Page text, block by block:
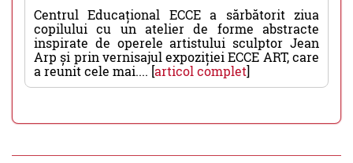
Centrul Educațional ECCE a sărbătorit ziua
copilului cu un atelier de forme abstracte
inspirate de operele artistului sculptor Jean
Arp și prin vernisajul expoziției ECCE ART, care
a reunit cele mai.... [articol complet]